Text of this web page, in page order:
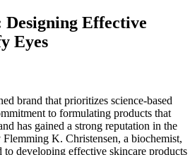
Effective
Eyes
brand that prioritizes science-based
to formulating products that
has gained a strong reputation in the
K. Christensen, a biochemist,
to developing effective skincare products